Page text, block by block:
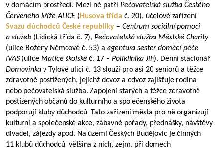
v domácím prostředí. Mezi ně patří Pečovatelská služba Českého
Červeného kříže ALICE ( Husova třída č. 20), účelové zařízení
Svazu důchodců České republiky – Centrum sociální pomoci
a služeb (Lidická třída č. 7), Pečovatelská služba Městské Charity
(ulice Boženy Němcové č. 53) a agentura sester domácí péče
IVAS (ulice Matice školské č. 17 – Poliklinika Jih). Denní stacionář
Domovinka v Tylově ulici č. 13 slouží pro asi 20 seniorů a těžce
zdravotně postižených, jejichž dovoz a odvoz zajišťuje rodina
nebo pečovatelská služba. Zapojení starých a těžce zdravotně
postižených občanů do kulturního a společenského života
podporují kluby důchodců. Tato zařízení města pro ně organizují
kulturní a společenské akce, zábavné pořady, přednášky, návštěvy
divadel, zájezdy apod. Na území Českých Budějovic je činných
11 klubů důchodců, většina z nich, zejm. při domech